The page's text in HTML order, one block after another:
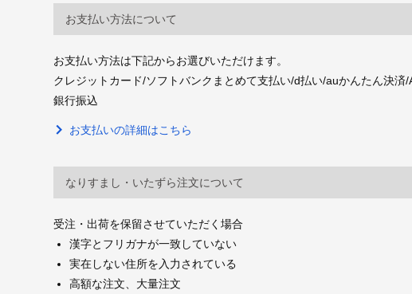
お支払い方法について
お支払い方法は下記からお選びいただけます。
クレジットカード/ソフトバンクまとめて支払い/d払い/auかんたん決済
銀行振込
お支払いの詳細はこちら
なりすまし・いたずら注文について
受注・出荷を保留させていただく場合
漢字とフリガナが一致していない
実在しない住所を入力されている
高額な注文、大量注文